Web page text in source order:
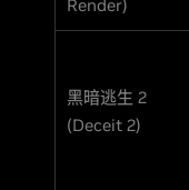
Render)
黑暗逃生 2
(Deceit 2)